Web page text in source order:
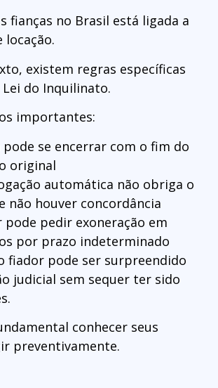
fianças no Brasil está ligada a
existem regras específicas
do Inquilinato.
importantes:
pode se encerrar com o fim do
original
automática não obriga o
não houver concordância
pode pedir exoneração em
por prazo indeterminado
fiador pode ser surpreendido
judicial sem sequer ter sido
conhecer seus
preventivamente.